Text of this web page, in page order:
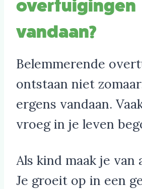
overtuigingen
vandaan?
Belemmerende
ontstaan niet
ergens vandaan.
vroeg in je leven
Als kind maak je van
Je groeit op in een